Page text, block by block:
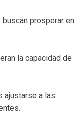
prosperar en
la capacidad de
ajustarse a las